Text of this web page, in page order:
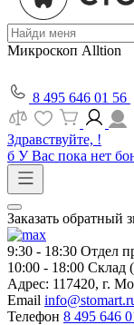
Микроскоп Alltion
8 495 646 01 56
Здравствуйте, !
б У Вас пока нет
Заказать обратный
9:30 - 18:30 Отдел
10:00 - 18:00 Склад
Адрес: 117420, г.
Email
Телефон 8 495 646